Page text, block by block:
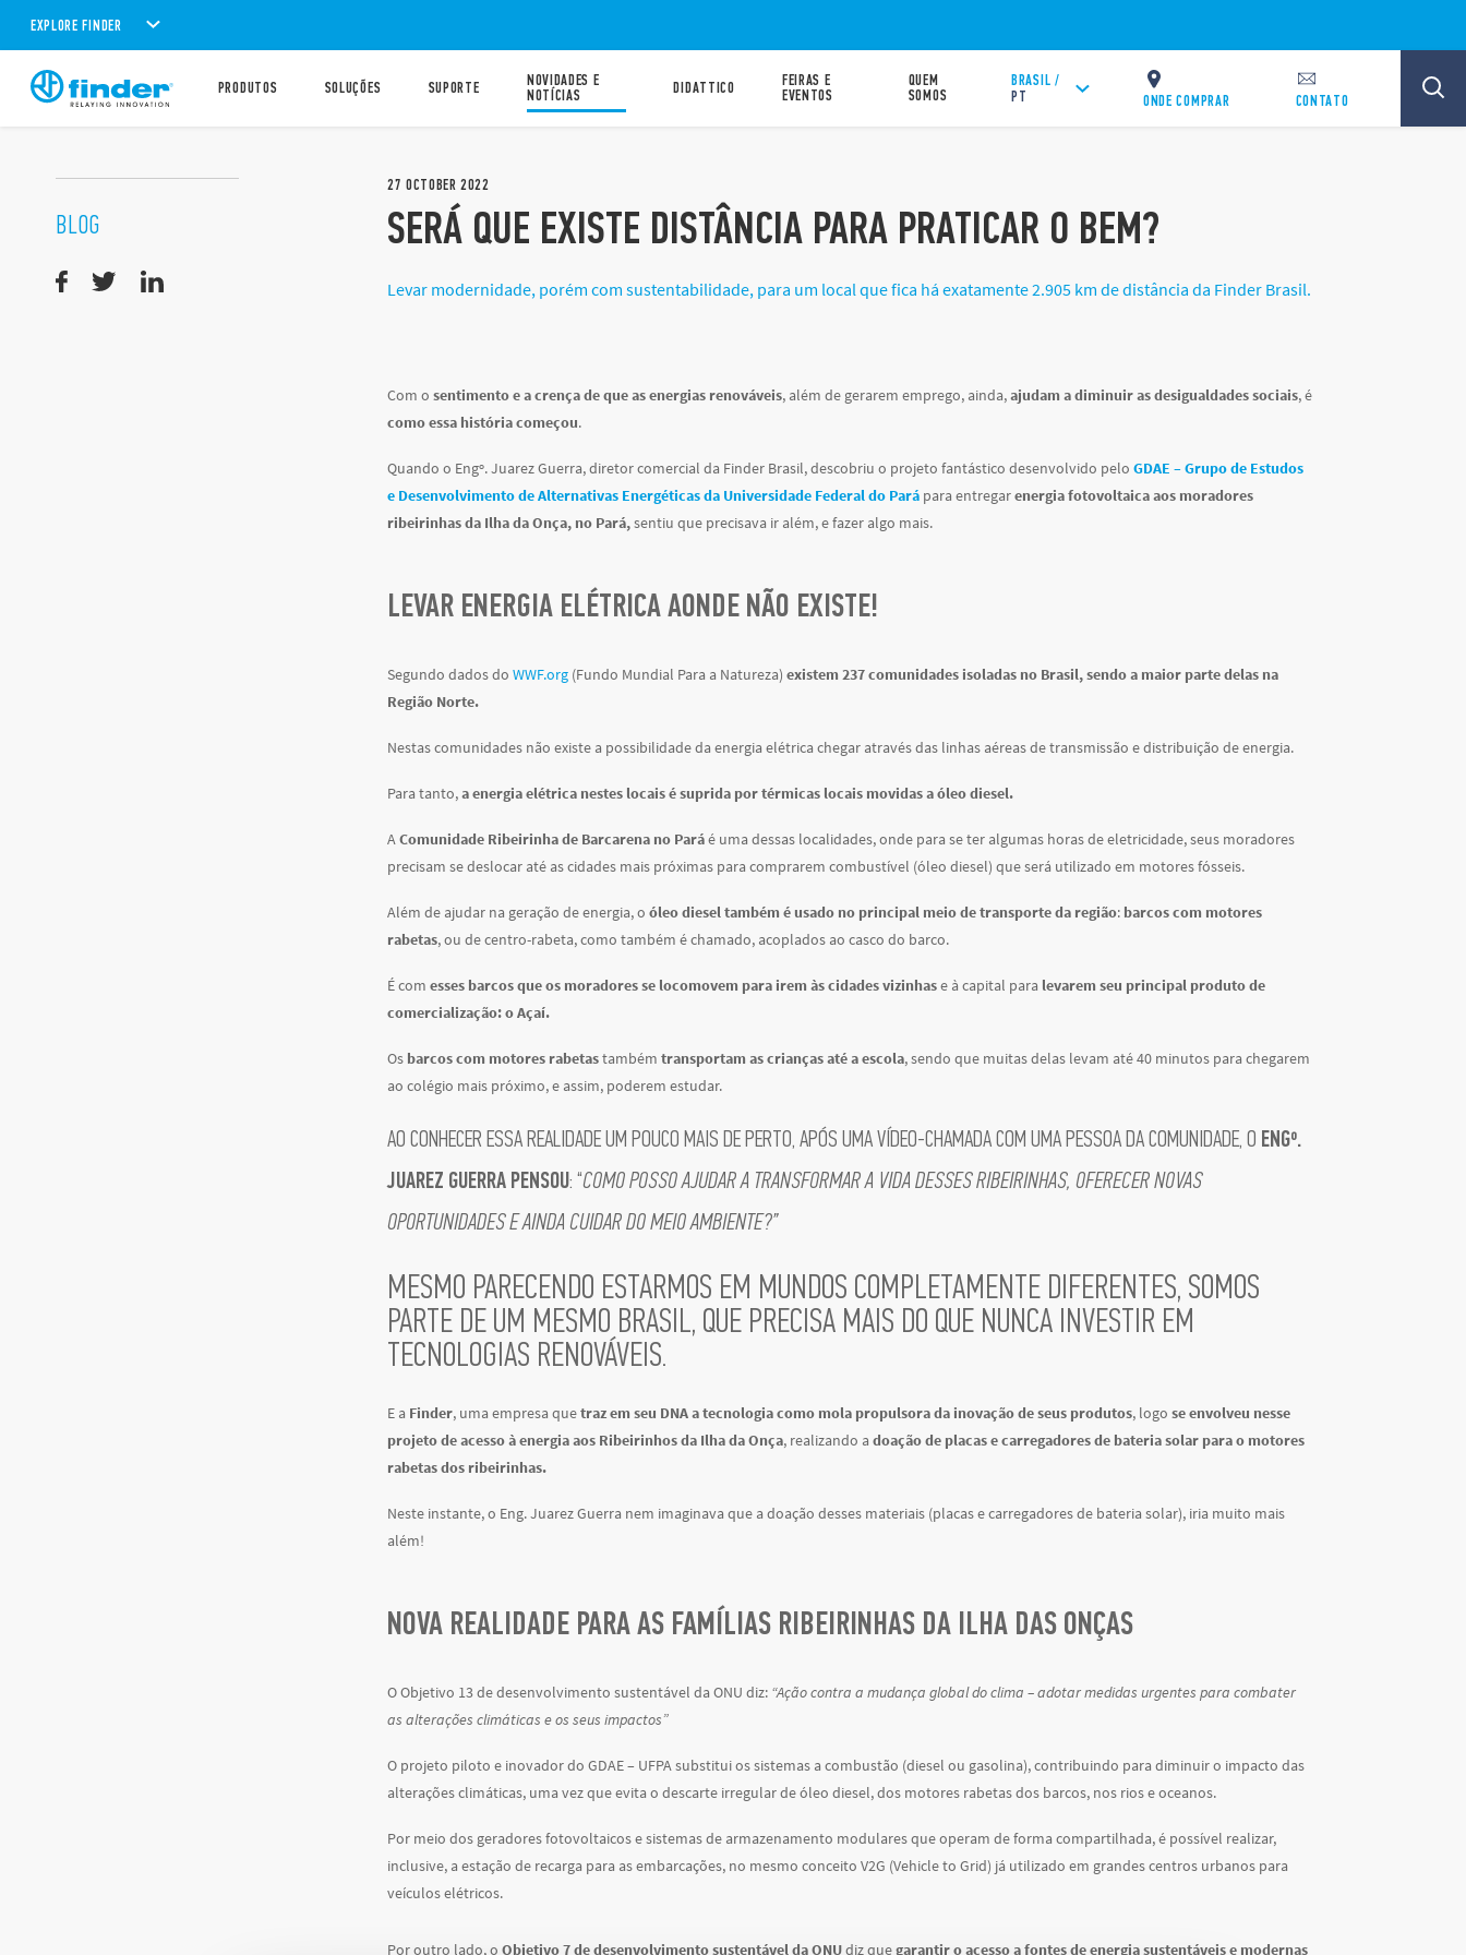
EXPLORE FINDER
PRODUTOS SOLUÇÕES SUPORTE
NOVIDADES E
NOTÍCIAS
DIDATTICO
FEIRAS E
EVENTOS
QUEM
SOMOS
BRASIL /
PT
ONDE COMPRAR CONTATO
27 OCTOBER 2022
SERÁ QUE EXISTE DISTÂNCIA PARA PRATICAR O BEM?
Levar modernidade, porém com sustentabilidade, para um local que fica há exatamente 2.905 km de distância da Finder Brasil.
Com osentimento e a crença de que as energias renováveis, além de gerarem emprego, ainda,ajudam a diminuir as desigualdades sociais, é
como essa história começou.
Quando o Engº. Juarez Guerra, diretor comercial da Finder Brasil, descobriu o projeto fantástico desenvolvido pelo GDAE – Grupo de Estudos
e Desenvolvimento de Alternativas Energéticas da Universidade Federal do Pará para entregarenergia fotovoltaica aos moradores
ribeirinhas da Ilha da Onça, no Pará,sentiu que precisava ir além, e fazer algo mais.
LEVAR ENERGIA ELÉTRICA AONDE NÃO EXISTE!
Segundo dados doWWF.org (Fundo Mundial Para a Natureza)existem 237 comunidades isoladas no Brasil, sendo a maior parte delas na
Região Norte.
Nestas comunidades não existe a possibilidade da energia elétrica chegar através das linhas aéreas de transmissão e distribuição de energia.
Para tanto,a energia elétrica nestes locais é suprida por térmicas locais movidas a óleo diesel.
AComunidade Ribeirinha de Barcarena no Paráé uma dessas localidades, onde para se ter algumas horas de eletricidade, seus moradores
precisam se deslocar até as cidades mais próximas para comprarem combustível (óleo diesel) que será utilizado em motores fósseis.
Além de ajudar na geração de energia, o óleo diesel também é usado no principal meio de transporte da região: barcos com motores
rabetas, ou de centro-rabeta, como também é chamado, acoplados ao casco do barco.
É comesses barcos que os moradores se locomovem para irem às cidades vizinhase à capital para levarem seu principal produto de
comercialização: o Açaí.
Os barcos com motores rabetastambémtransportam as crianças até a escola, sendo que muitas delas levam até 40 minutos para chegarem
ao colégio mais próximo, e assim, poderem estudar.
AO CONHECER ESSA REALIDADE UM POUCO MAIS DE PERTO, APÓS UMA VÍDEO-CHAMADA COM UMA PESSOA DA COMUNIDADE, O ENGº.
JUAREZ GUERRA PENSOU: “COMO POSSO AJUDAR A TRANSFORMAR A VIDA DESSES RIBEIRINHAS, OFERECER NOVAS
OPORTUNIDADES E AINDA CUIDAR DO MEIO AMBIENTE?”
MESMO PARECENDO ESTARMOS EM MUNDOS COMPLETAMENTE DIFERENTES, SOMOS
PARTE DE UM MESMO BRASIL, QUE PRECISA MAIS DO QUE NUNCA INVESTIR EM
TECNOLOGIAS RENOVÁVEIS.
E a Finder, uma empresa quetraz em seu DNA a tecnologia como mola propulsora da inovação de seus produtos, logose envolveu nesse
projeto de acesso à energia aos Ribeirinhos da Ilha da Onça, realizando a doação de placas e carregadores de bateria solar para o motores
rabetas dos ribeirinhas.
Neste instante, o Eng. Juarez Guerra nem imaginava que a doação desses materiais (placas e carregadores de bateria solar), iria muito mais
além!
NOVA REALIDADE PARA AS FAMÍLIAS RIBEIRINHAS DA ILHA DAS ONÇAS
O Objetivo 13 de desenvolvimento sustentável da ONU diz: “Ação contra a mudança global do clima – adotar medidas urgentes para combater
as alterações climáticas e os seus impactos”
O projeto piloto e inovador do GDAE – UFPA substitui os sistemas a combustão (diesel ou gasolina), contribuindo para diminuir o impacto das
alterações climáticas, uma vez que evita o descarte irregular de óleo diesel, dos motores rabetas dos barcos, nos rios e oceanos.
Por meio dos geradores fotovoltaicos e sistemas de armazenamento modulares que operam de forma compartilhada, é possível realizar,
inclusive, a estação de recarga para as embarcações, no mesmo conceito V2G (Vehicle to Grid) já utilizado em grandes centros urbanos para
veículos elétricos.
Por outro lado, oObjetivo 7 de desenvolvimento sustentável da ONUdiz quegarantir o acesso a fontes de energia sustentáveis e modernas
BLOG